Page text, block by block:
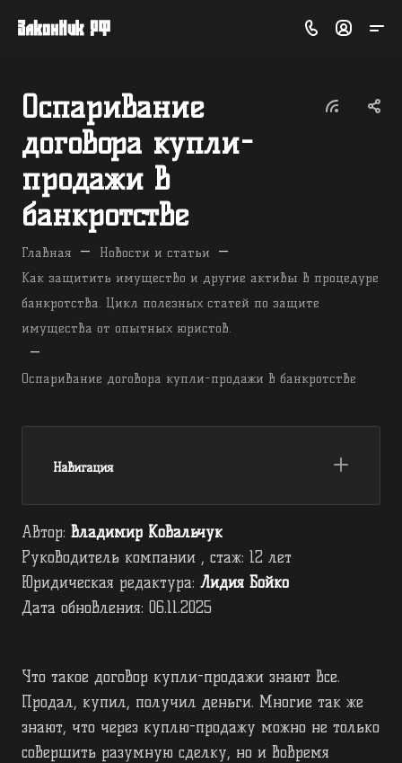
Оспаривание
договора купли-
продажи в
банкротстве
Главная — Новости и статьи —
Как защитить имущество и другие активы в процедуре
банкротства. Цикл полезных статей по защите
имущества от опытных юристов.
—
Оспаривание договора купли-продажи в банкротстве
Навигация
Автор: Владимир Ковальчук
Руководитель компании , стаж: 12 лет
Юридическая редактура: Лидия Бойко
Дата обновления: 06.11.2025
Что такое договор купли-продажи знают все.
Продал, купил, получил деньги. Многие так же
знают, что через куплю-продажу можно не только
совершить разумную сделку, но и вовремя